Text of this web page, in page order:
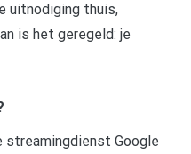
uitnodiging thuis,
is het geregeld: je
streamingdienst Google